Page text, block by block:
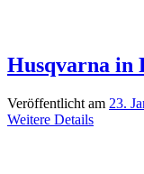
Husqvarna in
Veröffentlicht am 23.
Weitere Details